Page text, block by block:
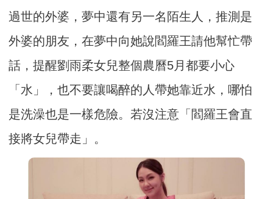
過世的外婆，夢中還有另一名陌生人，推測是
外婆的朋友，在夢中向她說閻羅王請他幫忙帶
話，提醒劉雨柔女兒整個農曆5月都要小心
「水」，也不要讓喝醉的人帶她靠近水，哪怕
是洗澡也是一樣危險。若沒注意「閻羅王會直
接將女兒帶走」。